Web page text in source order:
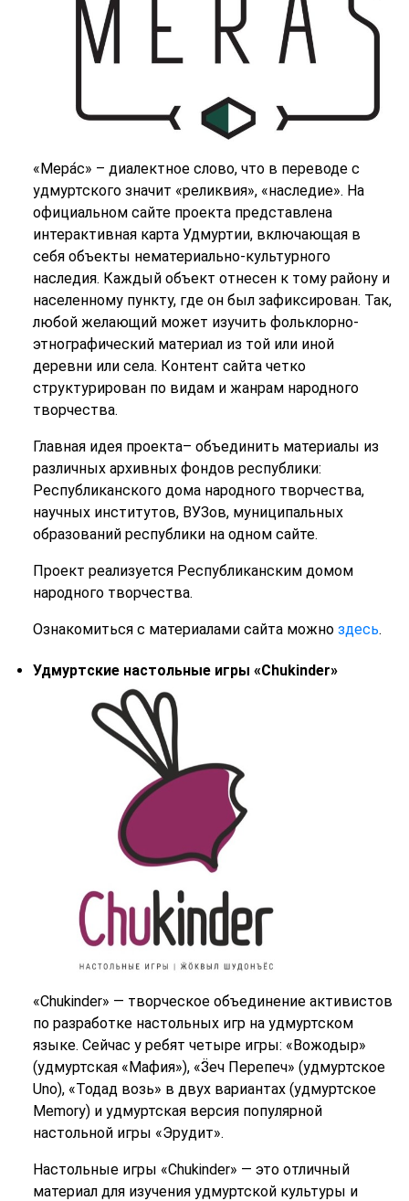
«Мера́с» – диалектное слово, что в переводе с
удмуртского значит «реликвия», «наследие». На
официальном сайте проекта представлена
интерактивная карта Удмуртии, включающая в
себя объекты нематериально-культурного
наследия. Каждый объект отнесен к тому району и
населенному пункту, где он был зафиксирован. Так,
любой желающий может изучить фольклорно-
этнографический материал из той или иной
деревни или села. Контент сайта четко
структурирован по видам и жанрам народного
творчества.
Главная идея проекта– объединить материалы из
различных архивных фондов республики:
Республиканского дома народного творчества,
научных институтов, ВУЗов, муниципальных
образований республики на одном сайте.
Проект реализуется Республиканским домом
народного творчества.
Ознакомиться с материалами сайта можно здесь.
Удмуртские настольные игры «Chukinder»
«Chukinder» — творческое объединение активистов
по разработке настольных игр на удмуртском
языке. Сейчас у ребят четыре игры: «Вожодыр»
(удмуртская «Мафия»), «Ӟеч Перепеч» (удмуртское
Uno), «Тодад возь» в двух вариантах (удмуртское
Memory) и удмуртская версия популярной
настольной игры «Эрудит».
Настольные игры «Chukinder» — это отличный
материал для изучения удмуртской культуры и